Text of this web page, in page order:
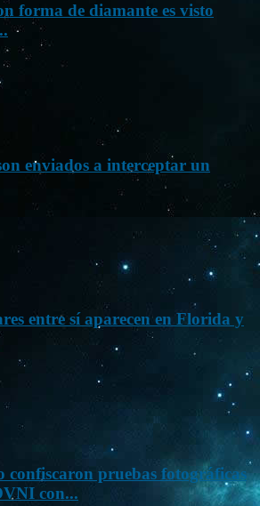
forma de diamante es visto
enviados a interceptar un
entre sí aparecen en Florida y
confiscaron pruebas fotográficas
con...